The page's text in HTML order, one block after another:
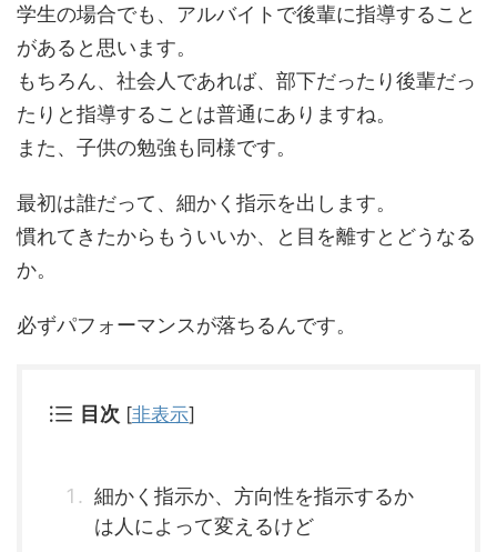
学生の場合でも、アルバイトで後輩に指導すること
があると思います。
もちろん、社会人であれば、部下だったり後輩だっ
たりと指導することは普通にありますね。
また、子供の勉強も同様です。
最初は誰だって、細かく指示を出します。
慣れてきたからもういいか、と目を離すとどうなる
か。
必ずパフォーマンスが落ちるんです。
目次 [非表示]
細かく指示か、方向性を指示するか
は人によって変えるけど